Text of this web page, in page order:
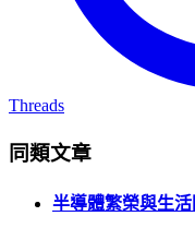
Threads
同類文章
半導體繁榮與生